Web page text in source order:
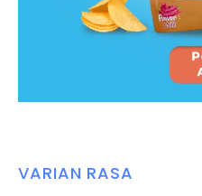
VARIAN RASA